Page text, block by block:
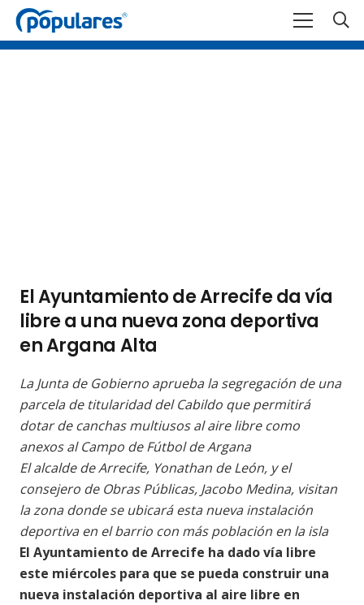
El Ayuntamiento de Arrecife da vía
libre a una nueva zona deportiva
en Argana Alta
La Junta de Gobierno aprueba la segregación de una
parcela de titularidad del Cabildo que permitirá
dotar de canchas multiusos al aire libre como
anexos al Campo de Fútbol de Argana
El alcalde de Arrecife, Yonathan de León, y el
consejero de Obras Públicas, Jacobo Medina, visitan
la zona donde se ubicará esta nueva instalación
deportiva en el barrio con más población en la isla
El Ayuntamiento de Arrecife ha dado vía libre
este miércoles para que se pueda construir una
nueva instalación deportiva al aire libre en